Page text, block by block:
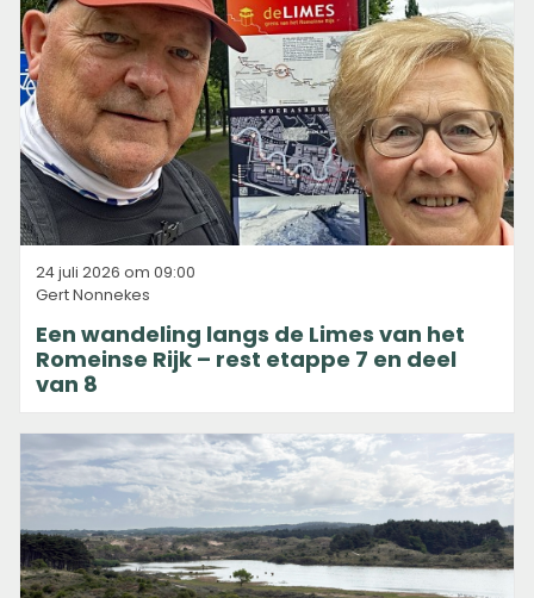
24 juli 2026 om 09:00
Gert Nonnekes
Een wandeling langs de Limes van het
Romeinse Rijk – rest etappe 7 en deel
van 8